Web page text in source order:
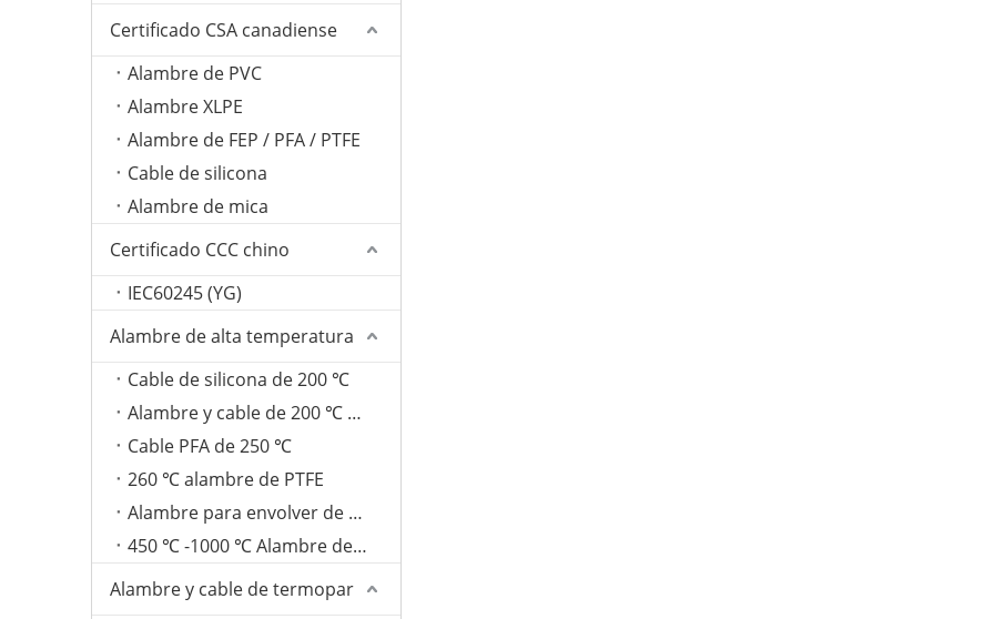
Certificado CSA canadiense
Alambre de PVC
Alambre XLPE
Alambre de FEP / PFA / PTFE
Cable de silicona
Alambre de mica
Certificado CCC chino
IEC60245 (YG)
Alambre de alta temperatura
Cable de silicona de 200 ℃
Alambre y cable de 200 ℃ FEP
Cable PFA de 250 ℃
260 ℃ alambre de PTFE
Alambre para envolver de fibra de vidrio de 350 ℃
450 ℃ -1000 ℃ Alambre de mica
Alambre y cable de termopar